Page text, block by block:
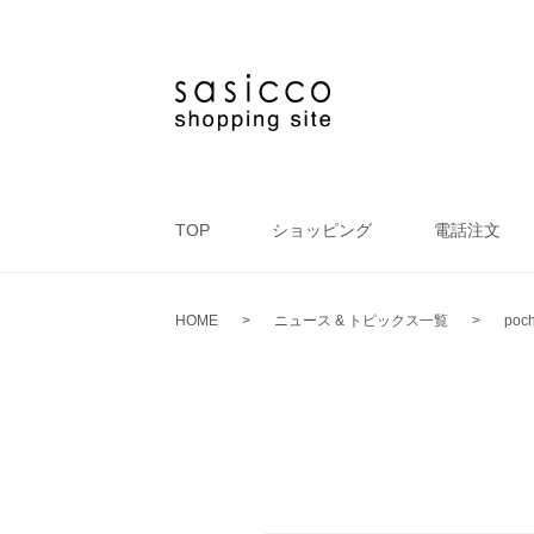
TOP ショッピング 電話注文
HOME > ニュース & トピックス一覧 >